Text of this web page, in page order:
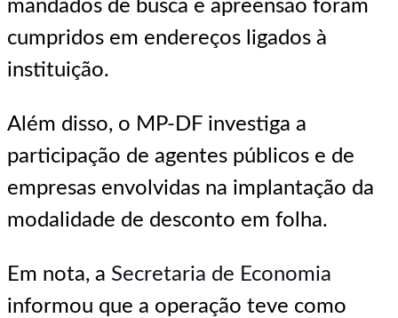
mandados de busca e apreensão foram
cumpridos em endereços ligados à
instituição.
Além disso, o MP-DF investiga a
participação de agentes públicos e de
empresas envolvidas na implantação da
modalidade de desconto em folha.
Em nota, a Secretaria de Economia
informou que a operação teve como